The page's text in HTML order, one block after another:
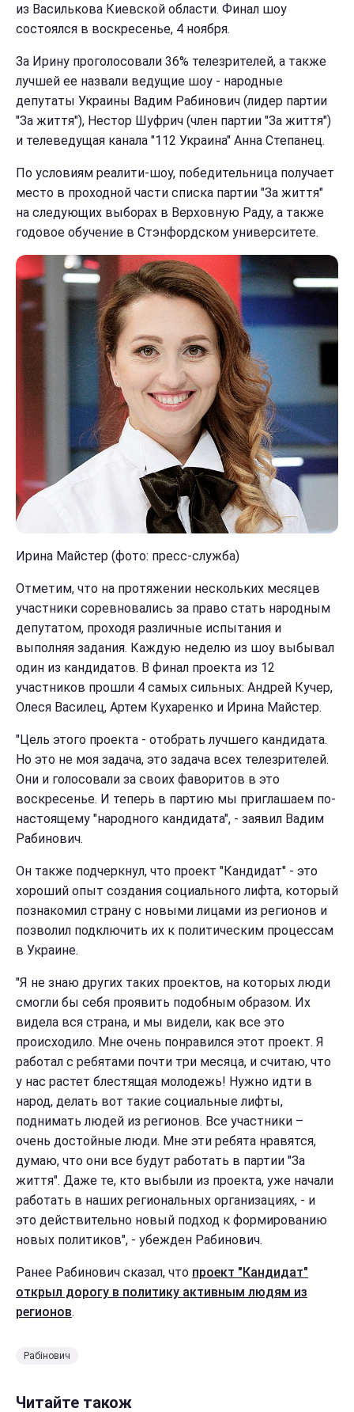
из Василькова Киевской области. Финал шоу
состоялся в воскресенье, 4 ноября.
За Ирину проголосовали 36% телезрителей, а также
лучшей ее назвали ведущие шоу - народные
депутаты Украины Вадим Рабинович (лидер партии
"За життя"), Нестор Шуфрич (член партии "За життя")
и телеведущая канала "112 Украина" Анна Степанец.
По условиям реалити-шоу, победительница получает
место в проходной части списка партии "За життя"
на следующих выборах в Верховную Раду, а также
годовое обучение в Стэнфордском университете.
Ирина Майстер (фото: пресс-служба)
Отметим, что на протяжении нескольких месяцев
участники соревновались за право стать народным
депутатом, проходя различные испытания и
выполняя задания. Каждую неделю из шоу выбывал
один из кандидатов. В финал проекта из 12
участников прошли 4 самых сильных: Андрей Кучер,
Олеся Василец, Артем Кухаренко и Ирина Майстер.
"Цель этого проекта - отобрать лучшего кандидата.
Но это не моя задача, это задача всех телезрителей.
Они и голосовали за своих фаворитов в это
воскресенье. И теперь в партию мы приглашаем по-
настоящему "народного кандидата", - заявил Вадим
Рабинович.
Он также подчеркнул, что проект "Кандидат" - это
хороший опыт создания социального лифта, который
познакомил страну с новыми лицами из регионов и
позволил подключить их к политическим процессам
в Украине.
"Я не знаю других таких проектов, на которых люди
смогли бы себя проявить подобным образом. Их
видела вся страна, и мы видели, как все это
происходило. Мне очень понравился этот проект. Я
работал с ребятами почти три месяца, и считаю, что
у нас растет блестящая молодежь! Нужно идти в
народ, делать вот такие социальные лифты,
поднимать людей из регионов. Все участники –
очень достойные люди. Мне эти ребята нравятся,
думаю, что они все будут работать в партии "За
життя". Даже те, кто выбыли из проекта, уже начали
работать в наших региональных организациях, - и
это действительно новый подход к формированию
новых политиков", - убежден Рабинович.
Ранее Рабинович сказал, что проект "Кандидат"
открыл дорогу в политику активным людям из
регионов.
Рабінович
Читайте також